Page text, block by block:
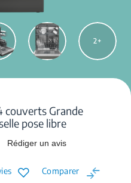
2
couverts Grande
pose libre
Rédiger un avis
Comparer